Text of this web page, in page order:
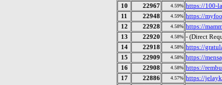
10
22967 4.59% https://100-
11
22948 4.59% https://
12
22928 4.58% https://
13
22920 4.58% - (Direct
14
22918 4.58% https://
15
22909 4.58% https://
16
22908 4.58% https://
17
22886 4.57% https://